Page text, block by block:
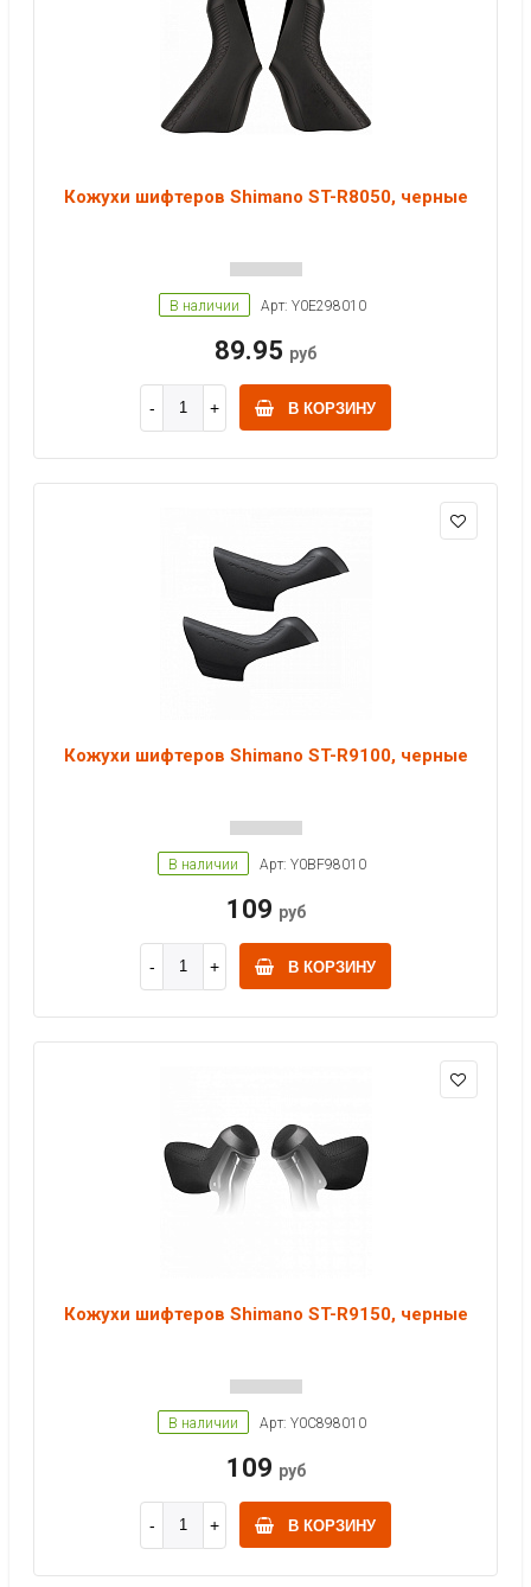
Кожухи шифтеров Shimano ST-R8050, черные
В наличии Арт: Y0E298010
89.95 руб
В КОРЗИНУ
Кожухи шифтеров Shimano ST-R9100, черные
В наличии Арт: Y0BF98010
109 руб
В КОРЗИНУ
Кожухи шифтеров Shimano ST-R9150, черные
В наличии Арт: Y0C898010
109 руб
В КОРЗИНУ